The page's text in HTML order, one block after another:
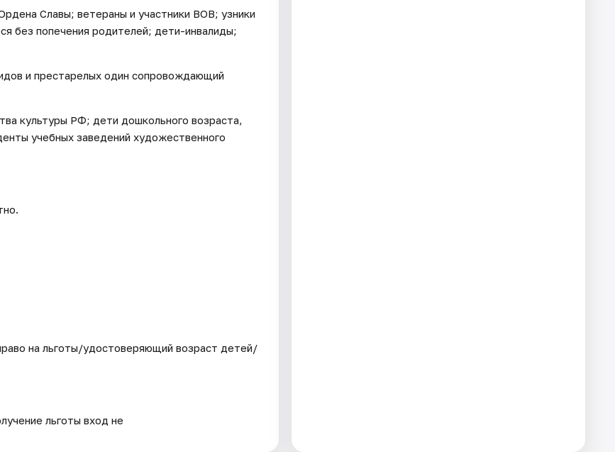
Славы; ветераны и участники ВОВ; узники
без попечения родителей; дети-инвалиды;
и престарелых один сопровождающий
культуры РФ; дети дошкольного возраста,
учебных заведений художественного
на льготы/удостоверяющий возраст детей/
льготы вход не